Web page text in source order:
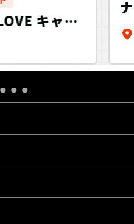
キャス
トレーニ